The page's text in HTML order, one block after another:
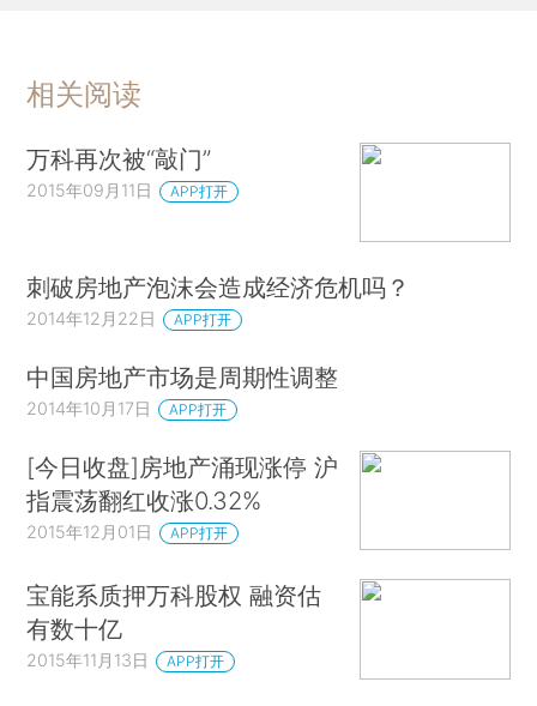
相关阅读
万科再次被“敲门”
2015年09月11日 APP打开
刺破房地产泡沫会造成经济危机吗？
2014年12月22日 APP打开
中国房地产市场是周期性调整
2014年10月17日 APP打开
[今日收盘]房地产涌现涨停 沪
指震荡翻红收涨0.32%
2015年12月01日 APP打开
宝能系质押万科股权 融资估
有数十亿
2015年11月13日 APP打开